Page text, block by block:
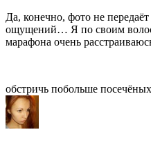
Да, конечно, фото не
ощущений… Я по своим
марафона очень
обстричь побольше